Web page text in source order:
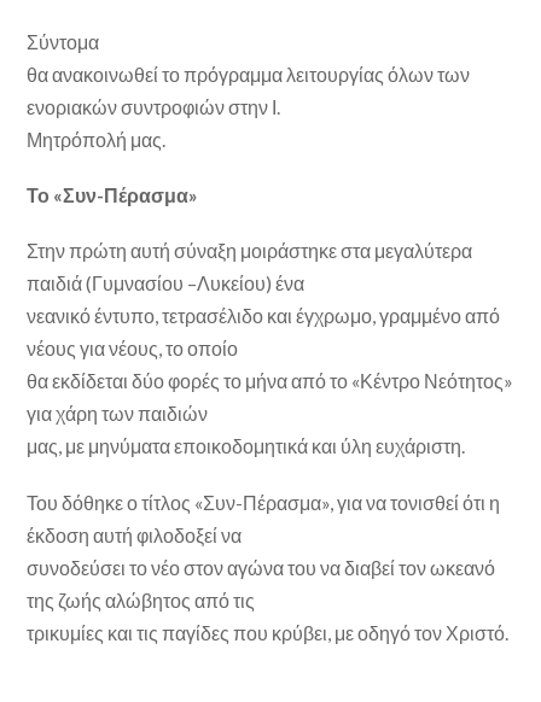
Σύντομα
θα ανακοινωθεί το πρόγραμμα λειτουργίας όλων των
ενοριακών συντροφιών στην Ι.
Μητρόπολή μας.
Το «Συν-Πέρασμα»
Στην πρώτη αυτή σύναξη μοιράστηκε στα μεγαλύτερα
παιδιά (Γυμνασίου –Λυκείου) ένα
νεανικό έντυπο, τετρασέλιδο και έγχρωμο, γραμμένο από
νέους για νέους, το οποίο
θα εκδίδεται δύο φορές το μήνα από το «Κέντρο Νεότητος»
για χάρη των παιδιών
μας, με μηνύματα εποικοδομητικά και ύλη ευχάριστη.
Του δόθηκε ο τίτλος «Συν-Πέρασμα», για να τονισθεί ότι η
έκδοση αυτή φιλοδοξεί να
συνοδεύσει το νέο στον αγώνα του να διαβεί τον ωκεανό
της ζωής αλώβητος από τις
τρικυμίες και τις παγίδες που κρύβει, με οδηγό τον Χριστό.